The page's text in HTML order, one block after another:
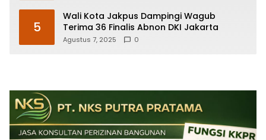
5
Wali Kota Jakpus Dampingi Wagub
Terima 36 Finalis Abnon DKI Jakarta
Agustus 7, 2025 0